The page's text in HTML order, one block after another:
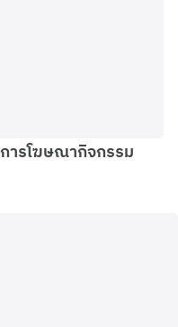
ารโฆษณากิจกรรม